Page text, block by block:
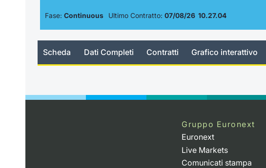
Fase: Continuous Ultimo Contratto: 07/08/26 10.27.04
Scheda Dati Completi Contratti Grafico interattivo
Gruppo Euronext
Euronext
Live Markets
Comunicati stampa